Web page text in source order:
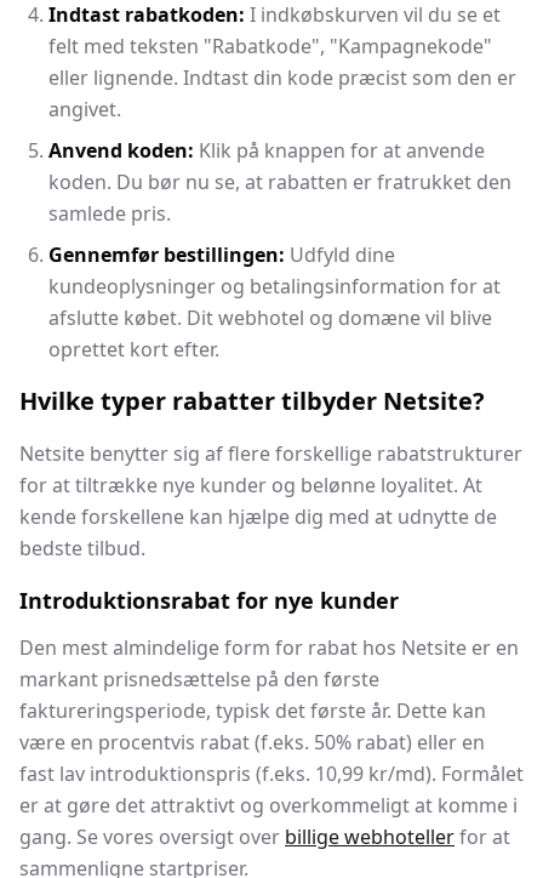
Indtast rabatkoden: I indkøbskurven vil du se et
felt med teksten "Rabatkode", "Kampagnekode"
eller lignende. Indtast din kode præcist som den er
angivet.
Anvend koden: Klik på knappen for at anvende
koden. Du bør nu se, at rabatten er fratrukket den
samlede pris.
Gennemfør bestillingen: Udfyld dine
kundeoplysninger og betalingsinformation for at
afslutte købet. Dit webhotel og domæne vil blive
oprettet kort efter.
Hvilke typer rabatter tilbyder Netsite?
Netsite benytter sig af flere forskellige rabatstrukturer
for at tiltrække nye kunder og belønne loyalitet. At
kende forskellene kan hjælpe dig med at udnytte de
bedste tilbud.
Introduktionsrabat for nye kunder
Den mest almindelige form for rabat hos Netsite er en
markant prisnedsættelse på den første
faktureringsperiode, typisk det første år. Dette kan
være en procentvis rabat (f.eks. 50% rabat) eller en
fast lav introduktionspris (f.eks. 10,99 kr/md). Formålet
er at gøre det attraktivt og overkommeligt at komme i
gang. Se vores oversigt over billige webhotellerfor at
sammenligne startpriser.